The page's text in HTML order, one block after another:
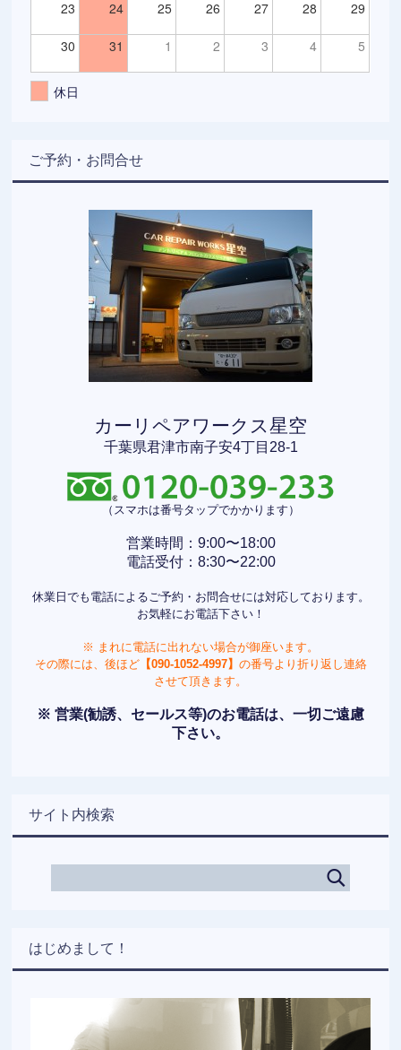
23 24 25 26 27 28 29
30 31 1 2 3 4 5
休日
ご予約・お問合せ
カーリペアワークス星空
千葉県君津市南子安4丁目28-1
（スマホは番号タップでかかります）
営業時間：9:00〜18:00
電話受付：8:30〜22:00
休業日でも電話によるご予約・お問合せには対応しております。
お気軽にお電話下さい！
※ まれに電話に出れない場合が御座います。
その際には、後ほど【090-1052-4997】 の番号より折り返し連絡
させて頂きます。
※ 営業(勧誘、セールス等)のお電話は、一切ご遠慮
下さい。
サイト内検索
はじめまして！